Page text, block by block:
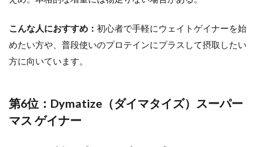
こんな人におすすめ： 初心者で手軽にウェイトゲイナーを始
めたい方や、普段使いのプロテインにプラスして摂取したい
方に向いています。
第6位：Dymatize（ダイマタイズ）スーパー
マス ゲイナー